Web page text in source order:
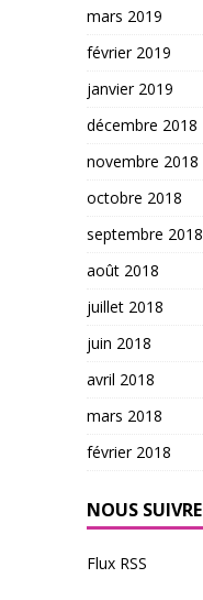
mars 2019
février 2019
janvier 2019
décembre 2018
novembre 2018
octobre 2018
septembre 2018
août 2018
juillet 2018
juin 2018
avril 2018
mars 2018
février 2018
NOUS SUIVRE
Flux RSS